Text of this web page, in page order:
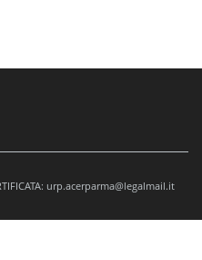
urp.acerparma@legalmail.it